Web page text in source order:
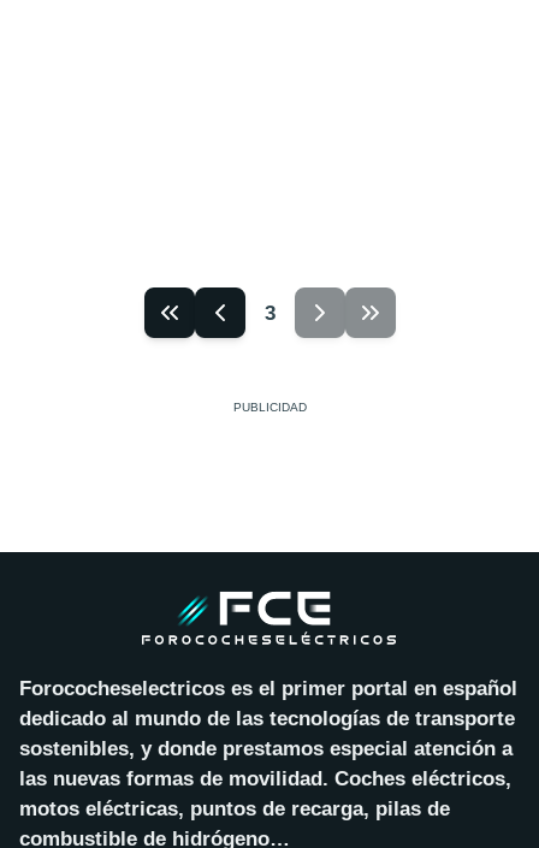
3
Forococheselectricos es el primer portal en español
dedicado al mundo de las tecnologías de transporte
sostenibles, y donde prestamos especial atención a
las nuevas formas de movilidad. Coches eléctricos,
motos eléctricas, puntos de recarga, pilas de
combustible de hidrógeno…